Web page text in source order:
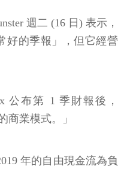
週二 (16 日) 表示，
好的季報」，但它經營
公布第 1 季財報後，
商業模式。」
年的自由現金流為負